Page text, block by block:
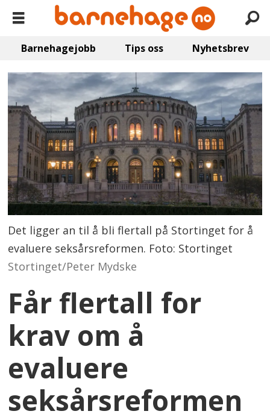
Barnehagejobb Tips oss Nyhetsbrev
Det ligger an til å bli flertall på Stortinget for å
evaluere seksårsreformen. Foto: Stortinget
Stortinget/Peter Mydske
Får flertall for
krav om å
evaluere
seksårsreformen